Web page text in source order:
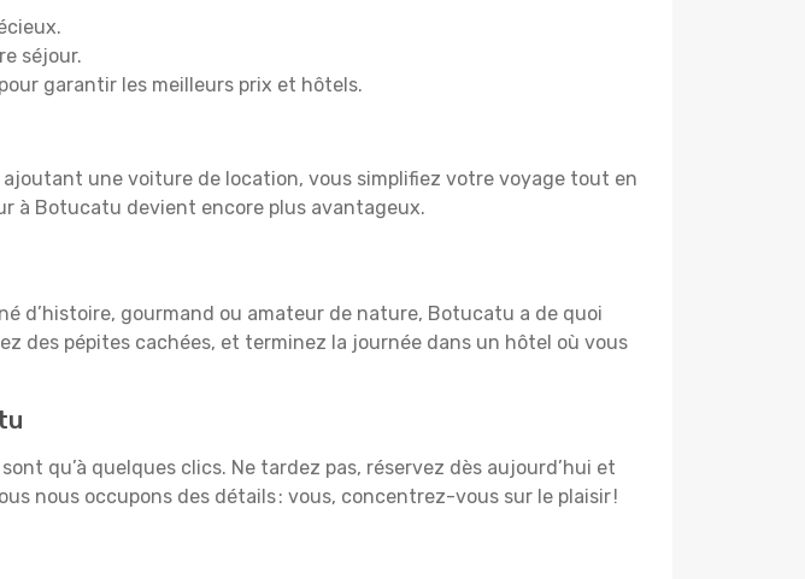
séjour.
garantir les meilleurs prix et hôtels.
une voiture de location, vous simplifiez votre voyage tout en
à Botucatu devient encore plus avantageux.
d’histoire, gourmand ou amateur de nature, Botucatu a de quoi
des pépites cachées, et terminez la journée dans un hôtel où vous
qu’à quelques clics. Ne tardez pas, réservez dès aujourd’hui et
nous occupons des détails : vous, concentrez-vous sur le plaisir !